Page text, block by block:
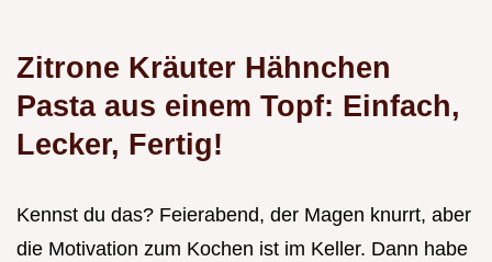
Zitrone Kräuter Hähnchen
Pasta aus einem Topf: Einfach,
Lecker, Fertig!
Kennst du das? Feierabend, der Magen knurrt, aber
die Motivation zum Kochen ist im Keller. Dann habe